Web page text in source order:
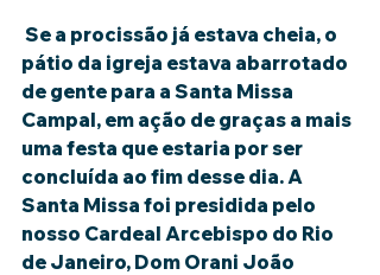
pátio da igreja estava abarrotado
de gente para a Santa Missa
Campal, em ação de graças a mais
uma festa que estaria por ser
concluída ao fim desse dia. A
Santa Missa foi presidida pelo
nosso Cardeal Arcebispo do Rio
de Janeiro, Dom Orani João